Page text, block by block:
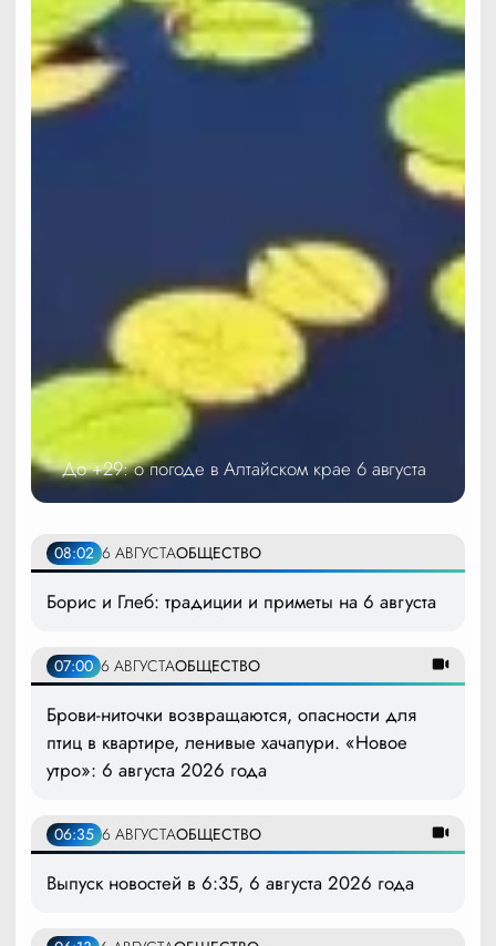
До +29: о погоде в Алтайском крае 6 августа
08:02 6 АВГУСТАОБЩЕСТВО
Борис и Глеб: традиции и приметы на 6 августа
07:00 6 АВГУСТАОБЩЕСТВО
Брови-ниточки возвращаются, опасности для
птиц в квартире, ленивые хачапури. «Новое
утро»: 6 августа 2026 года
06:35 6 АВГУСТАОБЩЕСТВО
Выпуск новостей в 6:35, 6 августа 2026 года